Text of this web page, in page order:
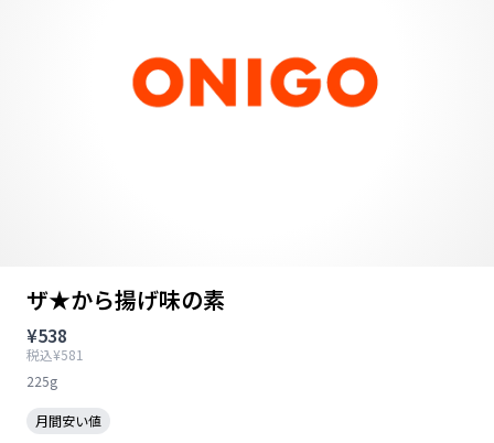
ザ★から揚げ味の素
¥538
税込¥581
225g
月間安い値